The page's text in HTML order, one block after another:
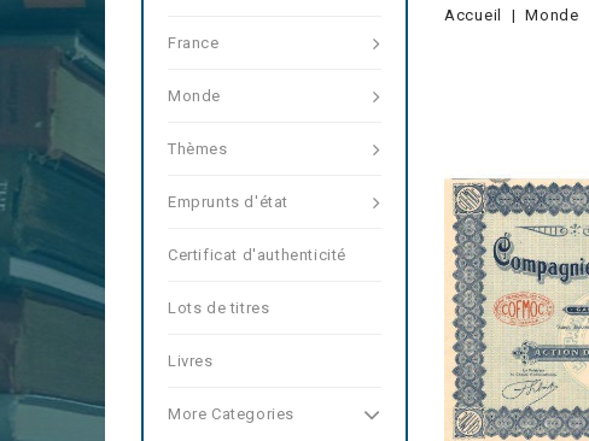
France
Monde
Thèmes
Emprunts d'état
Certificat d'authenticité
Lots de titres
Livres
More Categories
Accueil Monde